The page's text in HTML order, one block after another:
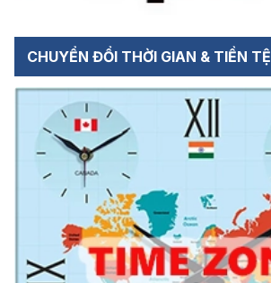
CHUYỂN ĐỔI THỜI GIAN & TIỀN TỆ